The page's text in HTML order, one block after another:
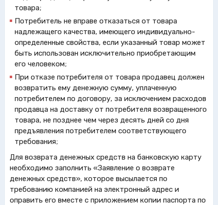
товара;
Потребитель не вправе отказаться от товара
надлежащего качества, имеющего индивидуально-
определенные свойства, если указанный товар может
быть использован исключительно приобретающим
его человеком;
При отказе потребителя от товара продавец должен
возвратить ему денежную сумму, уплаченную
потребителем по договору, за исключением расходов
продавца на доставку от потребителя возвращенного
товара, не позднее чем через десять дней со дня
предъявления потребителем соответствующего
требования;
Для возврата денежных средств на банковскую карту
необходимо заполнить «Заявление о возврате
денежных средств», которое высылается по
требованию компанией на электронный адрес и
оправить его вместе с приложением копии паспорта по